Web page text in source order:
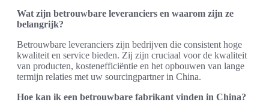
Wat zijn betrouwbare leveranciers en waarom zijn ze
belangrijk?
Betrouwbare leveranciers zijn bedrijven die consistent hoge
kwaliteit en service bieden. Zij zijn cruciaal voor de kwaliteit
van producten, kostenefficiëntie en het opbouwen van lange
termijn relaties met uw sourcingpartner in China.
Hoe kan ik een betrouwbare fabrikant vinden in China?